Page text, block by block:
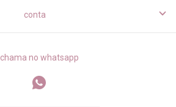
conta
chama no whatsapp